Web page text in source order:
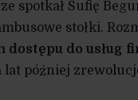
spotkał Sufię
stołki.
do usług
później